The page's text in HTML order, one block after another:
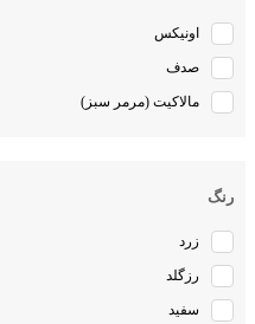
اونیکس
صدف
مالاکیت (مرمر سبز)
رنگ
رزگلد
سفید